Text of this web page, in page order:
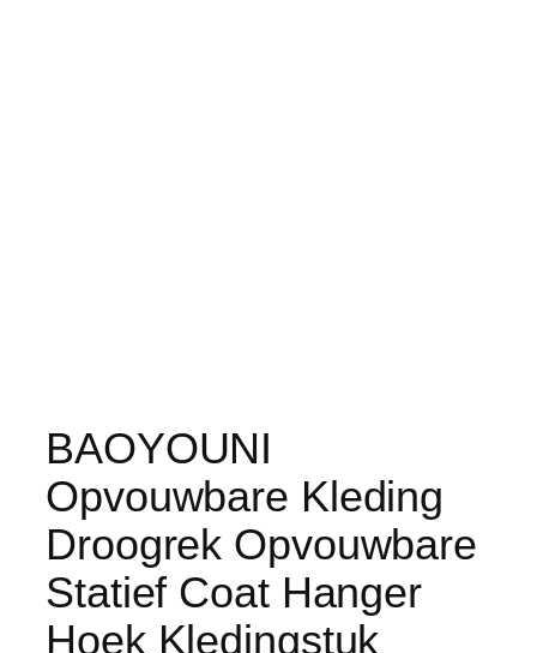
BAOYOUNI
Opvouwbare Kleding
Droogrek Opvouwbare
Statief Coat Hanger
Hoek Kledingstuk